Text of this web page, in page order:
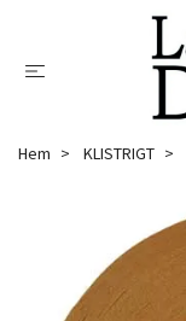
Hem KLISTRIGT